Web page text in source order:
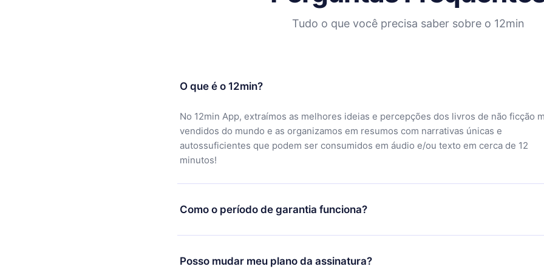
Tudo o que você precisa saber sobre o 12min
O que é o 12min?
No 12min App, extraímos as melhores ideias e percepções dos livros de não ficção
vendidos do mundo e as organizamos em resumos com narrativas únicas e
autossuficientes que podem ser consumidos em áudio e/ou texto em cerca de 12
minutos!
Como o período de garantia funciona?
Você pode baixar nosso aplicativo e começar a aproveitar nossa biblioteca. Se por
motivo não ficar satisfeito com nossa plataforma, basta entrar em contato com nossa
equipe de suporte (contato@12min.com) em até 7 dias após a compra e solicitar o
Posso mudar meu plano da assinatura?